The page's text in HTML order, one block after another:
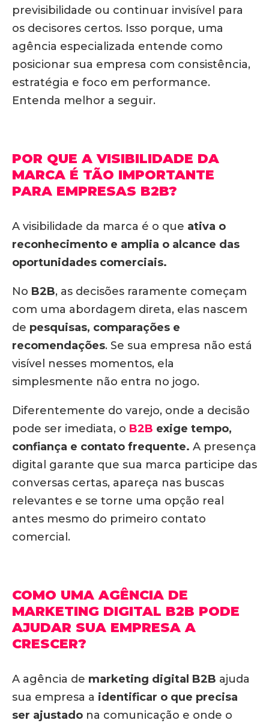
previsibilidade ou continuar invisível para
os decisores certos. Isso porque, uma
agência especializada entende como
posicionar sua empresa com consistência,
estratégia e foco em performance.
Entenda melhor a seguir.
POR QUE A VISIBILIDADE DA
MARCA É TÃO IMPORTANTE
PARA EMPRESAS B2B?
A visibilidade da marca é o que ativa o
reconhecimento e amplia o alcance das
oportunidades comerciais.
No B2B, as decisões raramente começam
com uma abordagem direta, elas nascem
de pesquisas, comparações e
recomendações. Se sua empresa não está
visível nesses momentos, ela
simplesmente não entra no jogo.
Diferentemente do varejo, onde a decisão
pode ser imediata, o B2B exige tempo,
confiança e contato frequente. A presença
digital garante que sua marca participe das
conversas certas, apareça nas buscas
relevantes e se torne uma opção real
antes mesmo do primeiro contato
comercial.
COMO UMA AGÊNCIA DE
MARKETING DIGITAL B2B PODE
AJUDAR SUA EMPRESA A
CRESCER?
A agência de marketing digital B2B ajuda
sua empresa a identificar o que precisa
ser ajustado na comunicação e onde o